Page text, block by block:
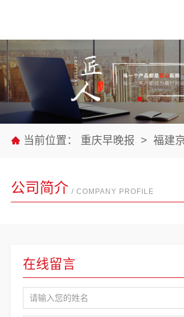
当前位置： 重庆早晚报 > 福建京建
公司简介 / COMPANY PROFILE
在线留言